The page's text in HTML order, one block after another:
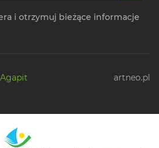
i otrzymuj bieżące informacje
Agapit
artneo.pl